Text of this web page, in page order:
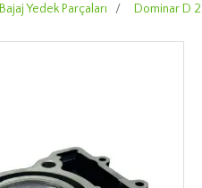
Bajaj Yedek Parçaları / Dominar D